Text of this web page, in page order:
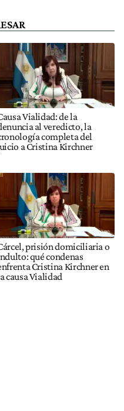
Vialidad: de la
al veredicto, la
completa del
a Cristina Kirchner
prisión domiciliaria o
qué condenas
Cristina Kirchner en
causa Vialidad